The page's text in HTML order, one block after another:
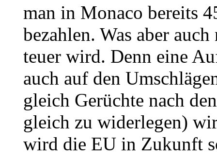
man in Monaco bereits
bezahlen. Was aber
teuer wird. Denn eine
auch auf den
gleich Gerüchte nach
gleich zu widerlegen)
wird die EU in Zukunft